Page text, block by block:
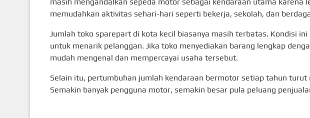
memudahkan aktivitas sehari-hari seperti bekerja, sekolah, dan
Jumlah toko sparepart di kota kecil biasanya masih terbatas. Kondisi
untuk menarik pelanggan. Jika toko menyediakan barang lengkap
mudah mengenal dan mempercayai usaha tersebut.
Selain itu, pertumbuhan jumlah kendaraan bermotor setiap tahun
Semakin banyak pengguna motor, semakin besar pula peluang